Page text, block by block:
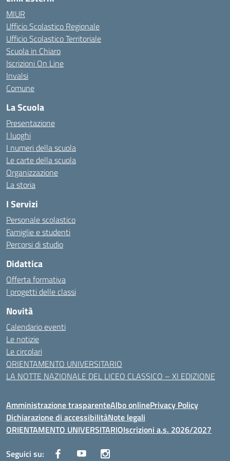
MIUR
Ufficio Scolastico Regionale
Ufficio Scolastico Territoriale
Scuola in Chiaro
Iscrizioni On Line
Invalsi
Comune
La Scuola
Presentazione
I luoghi
I numeri della scuola
Le carte della scuola
Organizzazione
La storia
I Servizi
Personale scolastico
Famiglie e studenti
Percorsi di studio
Didattica
Offerta formativa
I progetti delle classi
Novità
Calendario eventi
Le notizie
Le circolari
ORIENTAMENTO UNIVERSITARIO
LA NOTTE NAZIONALE DEL LICEO CLASSICO – XI EDIZIONE
Amministrazione trasparenteAlbo onlinePrivacy Policy
Dichiarazione di accessibilitàNote legali
ORIENTAMENTO UNIVERSITARIOIscrizioni a.s. 2026/2027
Seguici su: